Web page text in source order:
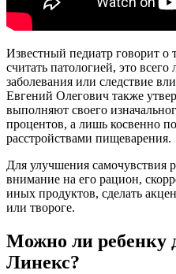
Известный педиатр говорит о
считать патологией, это
заболевания или следствие
Евгений Олегович также
выполняют своего
процентов, а лишь косвенно
расстройствами пищеварения.
Для улучшения самочувствия
внимание на его рацион,
иных продуктов, сделать
или твороге.
Можно ли ребенку
Линекс?